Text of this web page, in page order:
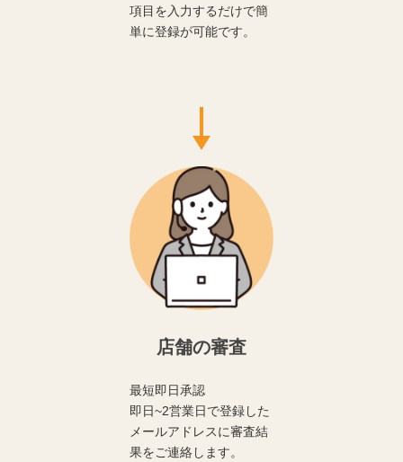
項目を入力するだけで簡
単に登録が可能です。
店舗の審査
最短即日承認
即日~2営業日で登録した
メールアドレスに審査結
果をご連絡します。